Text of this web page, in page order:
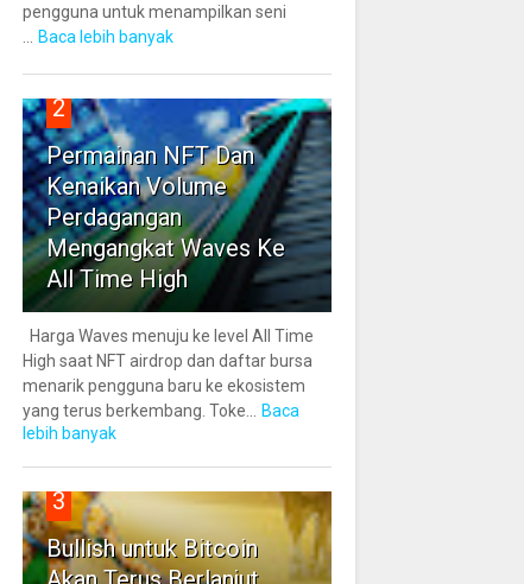
pengguna untuk menampilkan seni
Baca lebih banyak
2
Permainan NFT Dan
Kenaikan Volume
Perdagangan
Mengangkat Waves Ke
All Time High
Harga Waves menuju ke level All Time
High saat NFT airdrop dan daftar bursa
menarik pengguna baru ke ekosistem
yang terus berkembang. Toke...
Baca
lebih banyak
3
Bullish untuk Bitcoin